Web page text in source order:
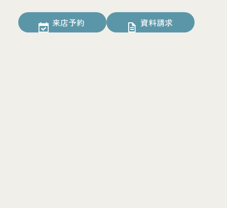
来店予約 資料請求